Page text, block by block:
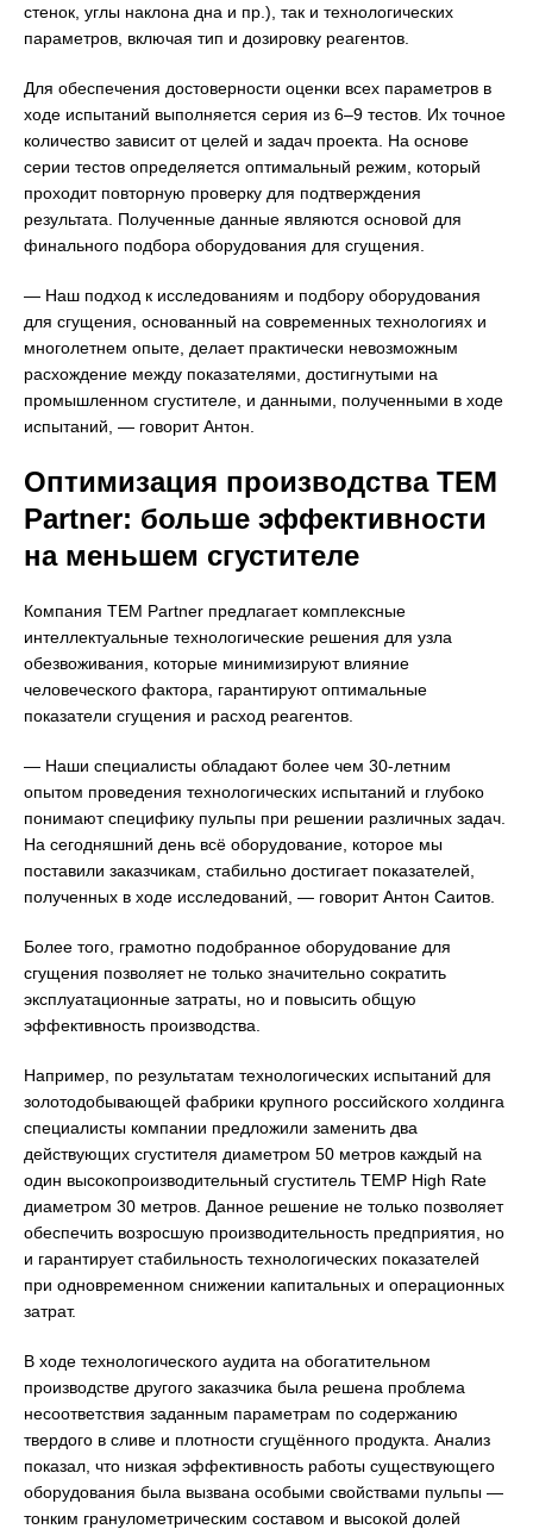
стенок, углы наклона дна и пр.), так и технологических
параметров, включая тип и дозировку реагентов.
Для обеспечения достоверности оценки всех параметров в
ходе испытаний выполняется серия из 6–9 тестов. Их точное
количество зависит от целей и задач проекта. На основе
серии тестов определяется оптимальный режим, который
проходит повторную проверку для подтверждения
результата. Полученные данные являются основой для
финального подбора оборудования для сгущения.
— Наш подход к исследованиям и подбору оборудования
для сгущения, основанный на современных технологиях и
многолетнем опыте, делает практически невозможным
расхождение между показателями, достигнутыми на
промышленном сгустителе, и данными, полученными в ходе
испытаний, — говорит Антон.
Оптимизация производства ТЕМ
Partner: больше эффективности
на меньшем сгустителе
Компания ТЕМ Partner предлагает комплексные
интеллектуальные технологические решения для узла
обезвоживания, которые минимизируют влияние
человеческого фактора, гарантируют оптимальные
показатели сгущения и расход реагентов.
— Наши специалисты обладают более чем 30-летним
опытом проведения технологических испытаний и глубоко
понимают специфику пульпы при решении различных задач.
На сегодняшний день всё оборудование, которое мы
поставили заказчикам, стабильно достигает показателей,
полученных в ходе исследований, — говорит Антон Саитов.
Более того, грамотно подобранное оборудование для
сгущения позволяет не только значительно сократить
эксплуатационные затраты, но и повысить общую
эффективность производства.
Например, по результатам технологических испытаний для
золотодобывающей фабрики крупного российского холдинга
специалисты компании предложили заменить два
действующих сгустителя диаметром 50 метров каждый на
один высокопроизводительный сгуститель ТЕМP High Rate
диаметром 30 метров. Данное решение не только позволяет
обеспечить возросшую производительность предприятия, но
и гарантирует стабильность технологических показателей
при одновременном снижении капитальных и операционных
затрат.
В ходе технологического аудита на обогатительном
производстве другого заказчика была решена проблема
несоответствия заданным параметрам по содержанию
твердого в сливе и плотности сгущённого продукта. Анализ
показал, что низкая эффективность работы существующего
оборудования была вызвана особыми свойствами пульпы —
тонким гранулометрическим составом и высокой долей